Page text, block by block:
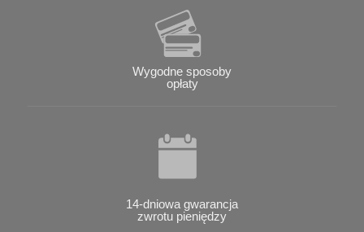
Wygodne sposoby
opłaty
14-dniowa gwarancja
zwrotu pieniędzy